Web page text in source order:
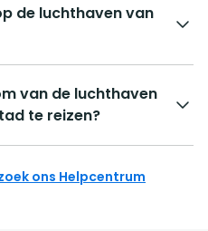
de luchthaven van
van de luchthaven
te reizen?
ons Helpcentrum